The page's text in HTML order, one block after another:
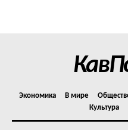
Экономика В мире
Культура